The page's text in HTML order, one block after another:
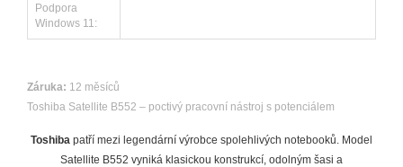
Podpora
Windows 11:
Záruka: 12 měsíců
Toshiba Satellite B552 – poctivý pracovní nástroj s potenciálem
Toshiba patří mezi legendární výrobce spolehlivých notebooků. Model
Satellite B552 vyniká klasickou konstrukcí, odolným šasi a